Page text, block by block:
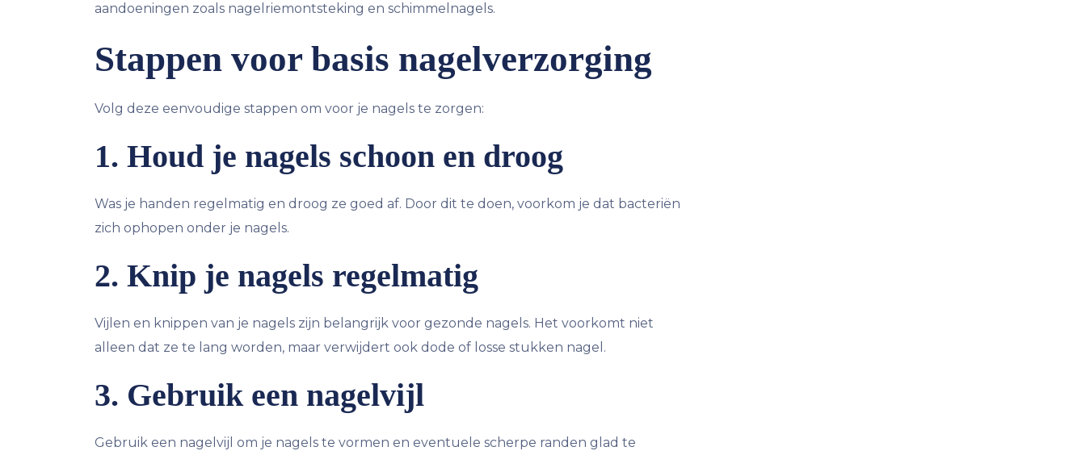
aandoeningen zoals nagelriemontsteking en schimmelnagels.
Stappen voor basis nagelverzorging
Volg deze eenvoudige stappen om voor je nagels te zorgen:
1. Houd je nagels schoon en droog
Was je handen regelmatig en droog ze goed af. Door dit te doen, voorkom je dat bacteriën
zich ophopen onder je nagels.
2. Knip je nagels regelmatig
Vijlen en knippen van je nagels zijn belangrijk voor gezonde nagels. Het voorkomt niet
alleen dat ze te lang worden, maar verwijdert ook dode of losse stukken nagel.
3. Gebruik een nagelvijl
Gebruik een nagelvijl om je nagels te vormen en eventuele scherpe randen glad te